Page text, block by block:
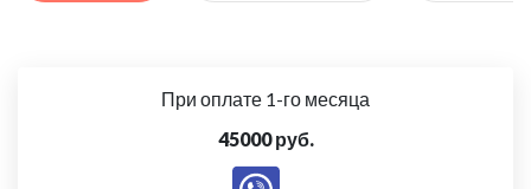
При оплате 1-го месяца
45000 руб.